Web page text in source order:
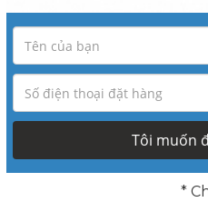
Tôi muốn
*